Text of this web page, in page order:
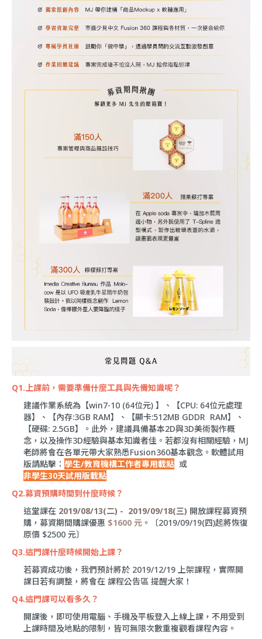
Q1.上課前，需要準備什麼工具與先備知識呢？
建議作業系統為【win7-10 (64位元) 】、【CPU: 64位元處理
器】、【內存:3GB RAM】、【顯卡:512MB GDDR RAM】、
【硬碟: 2.5GB】。此外，建議具備基本2D與3D美術製作概
念，以及操作3D經驗與基本知識者佳。若都沒有相關經驗，MJ
老師將會在各單元帶大家熟悉Fusion360基本觀念。軟體試用
版請點擊： 學生/教育機構工作者專用載點 或
非學生30天試用版載點
Q2.募資預購時間到什麼時候？
這堂課在 2019/08/13(二) - 2019/09/18(三) 開放課程募資預
購，募資期間購課優惠 $1600 元 。〔2019/09/19(四)起將恢復
原價 $2500 元〕
Q3.這門課什麼時候開始上課？
若募資成功後，我們預計將於 2019/12/19 上架課程，實際開
課日若有調整，將會在 課程公告區 提醒大家！
Q4.這門課可以看多久？
開課後，即可使用電腦、手機及平板登入上線上課，不用受到
上課時間及地點的限制，皆可無限次數重複觀看課程內容。